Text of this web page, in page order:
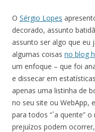
O Sérgio Lopes
decorado, assunto
assunto ser algo que eu
algumas coisas no blog
um enfoque – que foi
e dissecar em
apenas uma listinha de
no seu site ou WebApp,
para todos “`a quente”
prejuízos podem